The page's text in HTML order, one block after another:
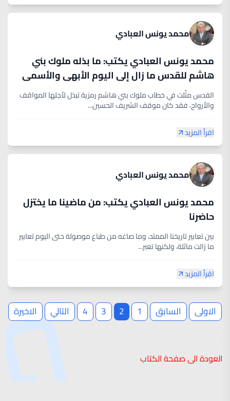
محمد يونس العبادي
محمد يونس العبادي يكتب: ما بذله ملوك بني
هاشم للقدس ما زال إلى اليوم الأبهى والأسمى
القدس مثّلت في خطاب ملوك بني هاشم رمزية تبذل لأجلها المواقف
والأرواح، فقد كان موقف الشريف الحسين...
اقرأ المزيد
محمد يونس العبادي
محمد يونس العبادي يكتب: من ماضينا ما يختزل
حاضرنا
بين تعابير تاريخنا الممتد، وما صاغه من طباع موصولة حتى اليوم تعابير
ما زالت ماثلة، ولكنها تعبر...
اقرأ المزيد
الاولى السابق 1
2
3
4 التالي الاخيرة
العودة الى صفحة الكتاب